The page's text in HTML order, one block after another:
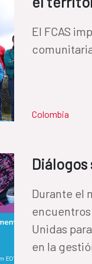
urbano e
economía
10:00 a
inteligente. La sesión será inaugurada y moderada por
del Fondo
El FCAS
Colombia
Durante el
Unidas
en la